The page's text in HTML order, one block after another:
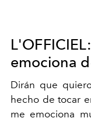
emociona
Dirán que
hecho de tocar
me emociona